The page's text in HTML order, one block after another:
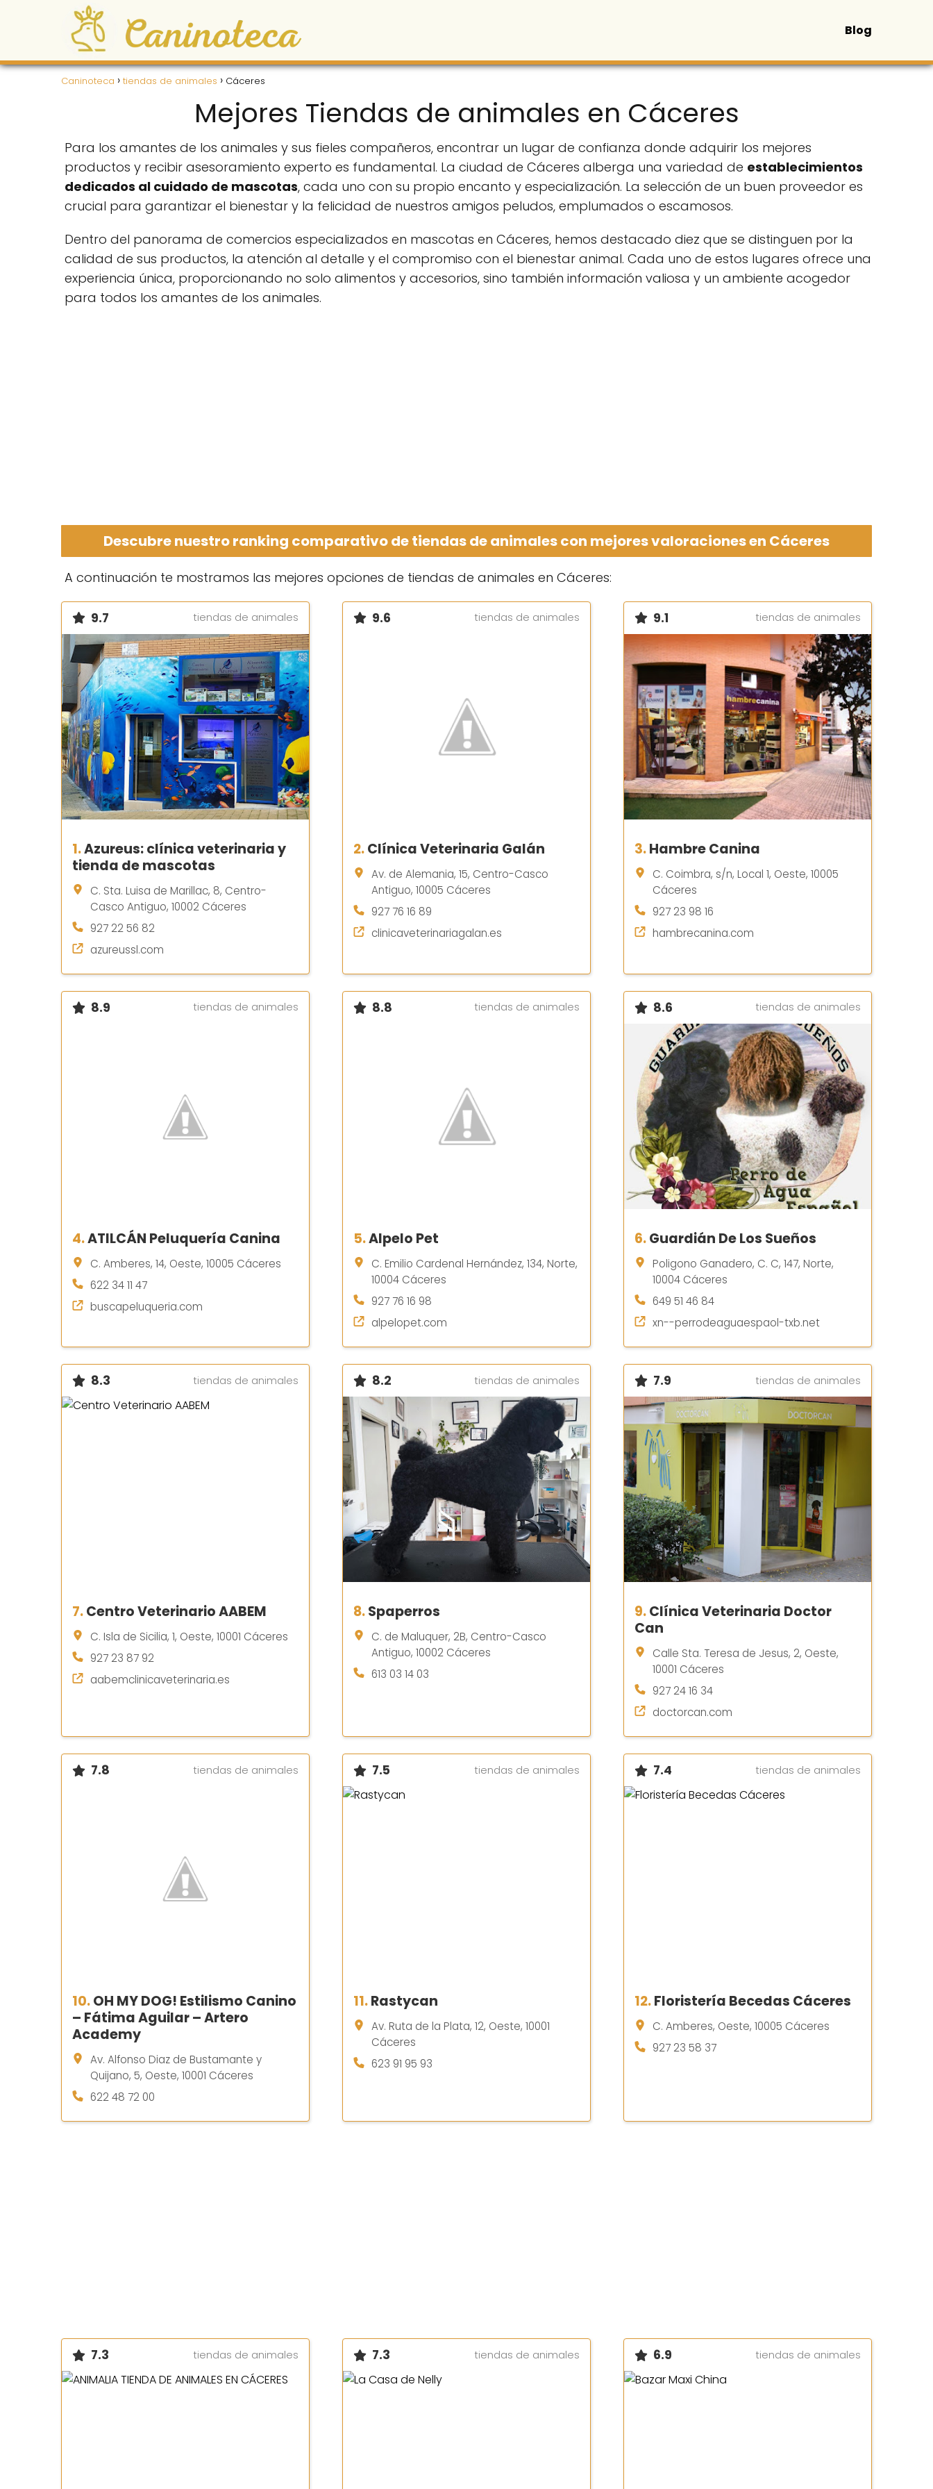
Blog
Caninoteca tiendas de animales Cáceres
Mejores Tiendas de animales en Cáceres
Para los amantes de los animales y sus fieles compañeros, encontrar un lugar de confianza donde adquirir los mejores
productos y recibir asesoramiento experto es fundamental. La ciudad de Cáceres alberga una variedad de establecimientos
dedicados al cuidado de mascotas, cada uno con su propio encanto y especialización. La selección de un buen proveedor es
crucial para garantizar el bienestar y la felicidad de nuestros amigos peludos, emplumados o escamosos.
Dentro del panorama de comercios especializados en mascotas en Cáceres, hemos destacado diez que se distinguen por la
calidad de sus productos, la atención al detalle y el compromiso con el bienestar animal. Cada uno de estos lugares ofrece una
experiencia única, proporcionando no solo alimentos y accesorios, sino también información valiosa y un ambiente acogedor
para todos los amantes de los animales.
Descubre nuestro ranking comparativo de tiendas de animales con mejores valoraciones en Cáceres
A continuación te mostramos las mejores opciones de tiendas de animales en Cáceres:
9.7 tiendas de animales
1.Azureus: clínica veterinaria y
tienda de mascotas
C. Sta. Luisa de Marillac, 8, Centro-
Casco Antiguo, 10002 Cáceres
927 22 56 82
azureussl.com
9.6 tiendas de animales
2.Clínica Veterinaria Galán
Av. de Alemania, 15, Centro-Casco
Antiguo, 10005 Cáceres
927 76 16 89
clinicaveterinariagalan.es
9.1 tiendas de animales
3.Hambre Canina
C. Coimbra, s/n, Local 1, Oeste, 10005
Cáceres
927 23 98 16
hambrecanina.com
8.9 tiendas de animales
4.ATILCÁN Peluquería Canina
C. Amberes, 14, Oeste, 10005 Cáceres
622 34 11 47
buscapeluqueria.com
8.8 tiendas de animales
5.Alpelo Pet
C. Emilio Cardenal Hernández, 134, Norte,
10004 Cáceres
927 76 16 98
alpelopet.com
8.6 tiendas de animales
6.Guardián De Los Sueños
Poligono Ganadero, C. C, 147, Norte,
10004 Cáceres
649 51 46 84
xn--perrodeaguaespaol-txb.net
8.3 tiendas de animales
7.Centro Veterinario AABEM
C. Isla de Sicilia, 1, Oeste, 10001 Cáceres
927 23 87 92
aabemclinicaveterinaria.es
8.2 tiendas de animales
8.Spaperros
C. de Maluquer, 2B, Centro-Casco
Antiguo, 10002 Cáceres
613 03 14 03
7.9 tiendas de animales
9.Clínica Veterinaria Doctor
Can
Calle Sta. Teresa de Jesus, 2, Oeste,
10001 Cáceres
927 24 16 34
doctorcan.com
7.8 tiendas de animales
10.OH MY DOG! Estilismo Canino
– Fátima Aguilar – Artero
Academy
Av. Alfonso Diaz de Bustamante y
Quijano, 5, Oeste, 10001 Cáceres
622 48 72 00
7.5 tiendas de animales
11.Rastycan
Av. Ruta de la Plata, 12, Oeste, 10001
Cáceres
623 91 95 93
7.4 tiendas de animales
12.Floristería Becedas Cáceres
C. Amberes, Oeste, 10005 Cáceres
927 23 58 37
7.3 tiendas de animales 7.3 tiendas de animales 6.9 tiendas de animales